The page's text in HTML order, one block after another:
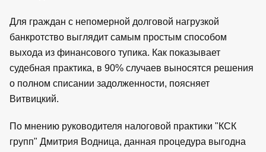
Для граждан с непомерной долговой нагрузкой
банкротство выглядит самым простым способом
выхода из финансового тупика. Как показывает
судебная практика, в 90% случаев выносятся решения
о полном списании задолженности, поясняет
Витвицкий.
По мнению руководителя налоговой практики "КСК
групп" Дмитрия Водница, данная процедура выгодна